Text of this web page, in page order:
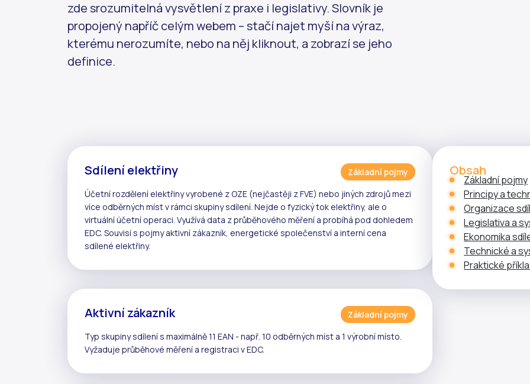
zde srozumitelná vysvětlení z praxe i legislativy. Slovník je
propojený napříč celým webem – stačí najet myší na výraz,
kterému nerozumíte, nebo na něj kliknout, a zobrazí se jeho
definice.
Sdílení elektřiny
Základní pojmy
Účetní rozdělení elektřiny vyrobené z OZE (nejčastěji zFVE) nebo jiných zdrojů mezi
více odběrných míst v rámci skupiny sdílení. Nejde o fyzický tok elektřiny, ale o
virtuální účetní operaci. Využívá data zprůběhového měření a probíhá pod dohledem
EDC. Souvisí s pojmyaktivní zákazník, energetické společenství a interní cena
sdílené elektřiny.
Aktivní zákazník
Základní pojmy
Typ skupiny sdílení s maximálně 11 EAN - např. 10 odběrných míst a 1 výrobní místo.
Vyžaduje průběhové měření a registraci vEDC.
Obsah
Základní pojmy
Principy a
Organizace
Legislativa a
Ekonomika
Technické a
Praktické